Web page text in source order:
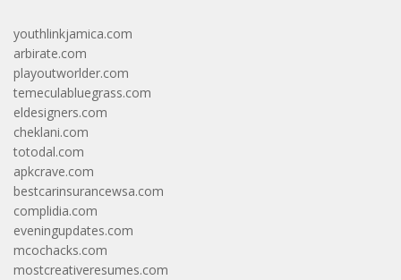
youthlinkjamica.com
arbirate.com
playoutworlder.com
temeculabluegrass.com
eldesigners.com
cheklani.com
totodal.com
apkcrave.com
bestcarinsurancewsa.com
complidia.com
eveningupdates.com
mcochacks.com
mostcreativeresumes.com